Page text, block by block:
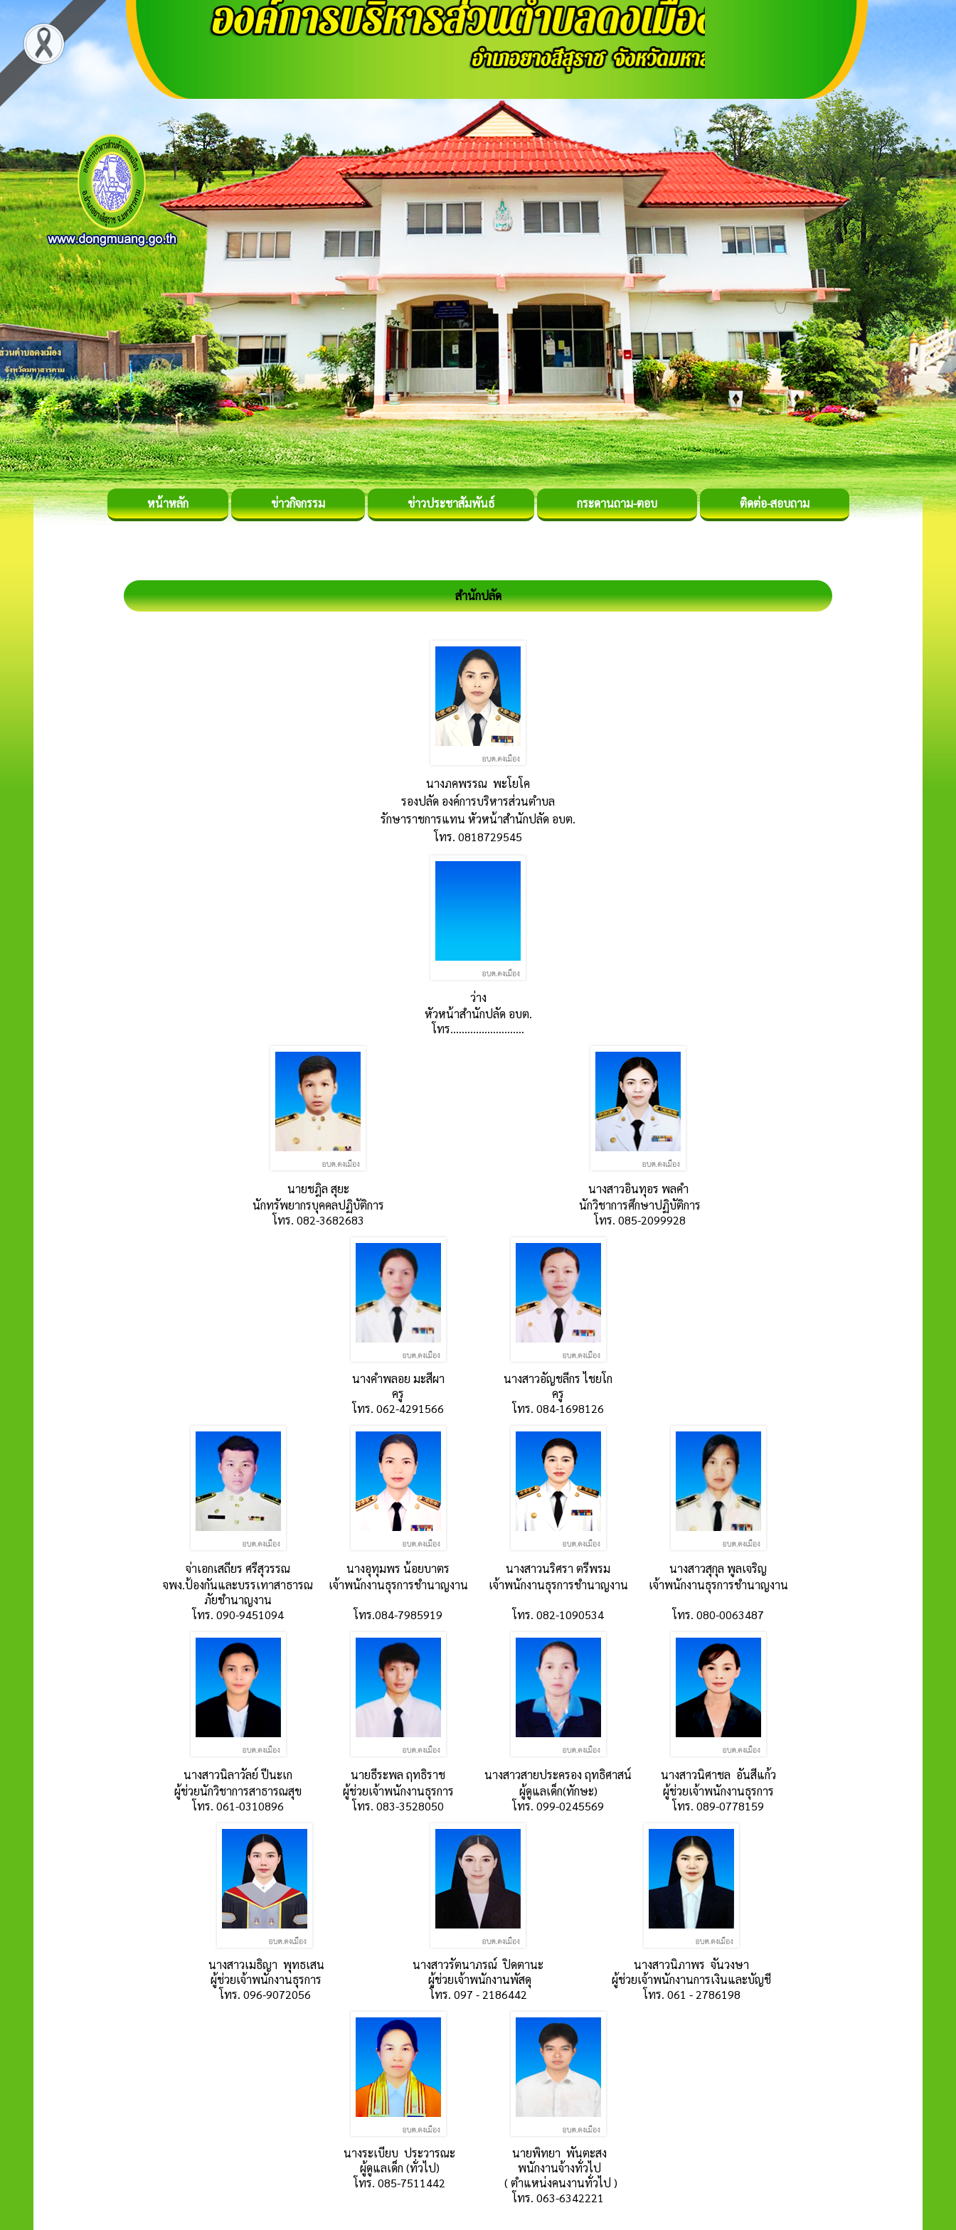
หน้าหลัก ข่าวกิจกรรม ข่าวประชาสัมพันธ์ กระดานถาม-ตอบ ติดต่อ-สอบถาม
สำนักปลัด
นางภคพรรณ พะโยโค
รองปลัด องค์การบริหารส่วนตำบล
รักษาราชการแทน หัวหน้าสำนักปลัด อบต.
โทร. 0818729545
ว่าง
หัวหน้าสำนักปลัด อบต.
โทร..........................
นายชฎิล สุยะ
นางสาวอินทุอร พลคำ
นักทรัพยากรบุคคลปฏิบัติการ
นักวิชาการศึกษาปฏิบัติการ
โทร. 082-3682683
โทร. 085-2099928
นางคำพลอย มะสีผา
นางสาวอัญชลีกร ไชยโก
ครู
ครู
โทร. 062-4291566
โทร. 084-1698126
จ่าเอกเสถียร ศรีสุวรรณ นางอุทุมพร น้อยบาตร นางสาวนริศรา ตรีพรม
นางสาวสุกุล พูลเจริญ
จพง.ป้องกันและบรรเทาสาธารณ
ภัยชำนาญงาน
เจ้าพนักงานธุรการชำนาญงาน เจ้าพนักงานธุรการชำนาญงาน
เจ้าพนักงานธุรการชำนาญงาน
โทร. 090-9451094
โทร.084-7985919 โทร. 082-1090534 โทร. 080-0063487
นางสาวนิลาวัลย์ ปีนะเก นายธีระพล ฤทธิราช นางสาวสายประครอง ฤทธิศาสน์
นางสาวนิศาชล อันสีแก้ว
ผู้ช่วยนักวิชาการสาธารณสุข
ผู้ช่วยเจ้าพนักงานธุรการ ผู้ดูแลเด็ก(ทักษะ)
ผู้ช่วยเจ้าพนักงานธุรการ
โทร. 061-0310896
โทร. 083-3528050 โทร. 099-0245569 โทร. 089-0778159
นางสาวเมธิญา พุทธเสน นางสาวรัตนาภรณ์ ปิดตานะ
นางสาวนิภาพร จันวงษา
ผู้ช่วยเจ้าพนักงานธุรการ
ผู้ช่วยเจ้าพนักงานพัสดุ
ผู้ช่วยเจ้าพนักงานการเงินและบัญชี
โทร. 096-9072056
โทร. 097 - 2186442 โทร. 061 - 2786198
นางระเบียบ ประวารณะ
นายพิทยา พันตะสง
ผู้ดูแลเด็ก (ทั่วไป)
พนักงานจ้างทั่วไป
โทร. 085-7511442
( ตำแหน่งคนงานทั่วไป )
โทร. 063-6342221